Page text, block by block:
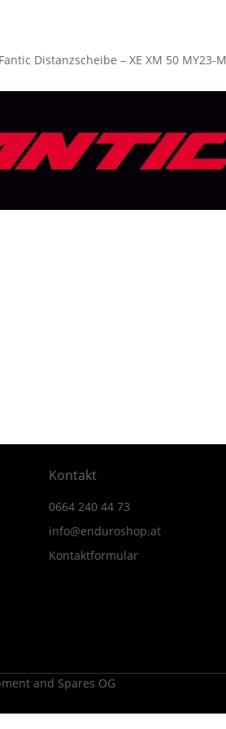
Fantic Distanzscheibe – XE XM 50 MY23-
Kontakt
0664 240 44 73
info@enduroshop.at
Kontaktformular
and Spares OG